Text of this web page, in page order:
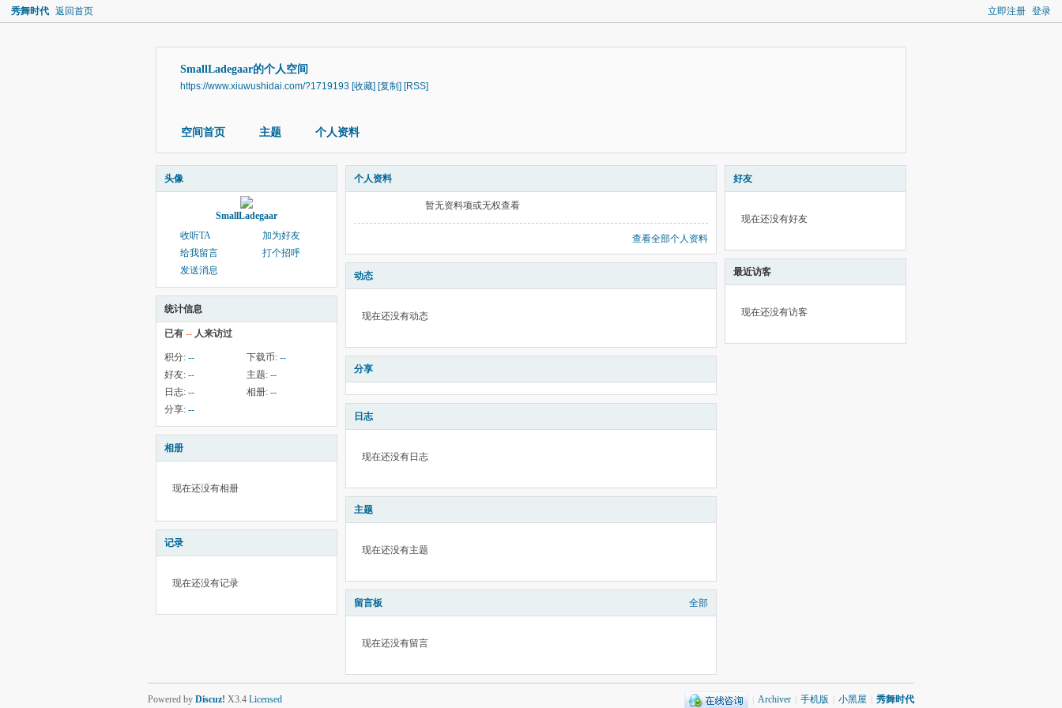
立即注册 登录
秀舞时代 返回首页
SmallLadegaar的个人空间
https://www.xiuwushidai.com/?1719193 [收藏] [复制] [RSS]
空间首页 主题 个人资料
头像
SmallLadegaar
收听TA
加为好友
给我留言
打个招呼
发送消息
统计信息
已有 -- 人来访过
积分: -- 下载币: --
好友: -- 主题: --
日志: -- 相册: --
分享: --
相册
现在还没有相册
记录
现在还没有记录
个人资料
暂无资料项或无权查看
查看全部个人资料
动态
现在还没有动态
分享
日志
现在还没有日志
主题
现在还没有主题
留言板 全部
现在还没有留言
好友
现在还没有好友
最近访客
现在还没有访客
Archiver 手机版 小黑屋 秀舞时代
Powered by Discuz! X3.4 Licensed